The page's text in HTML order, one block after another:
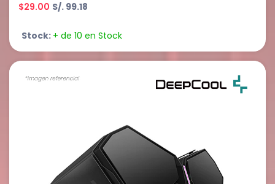
$29.00 S/. 99.18
Stock: + de 10 en Stock